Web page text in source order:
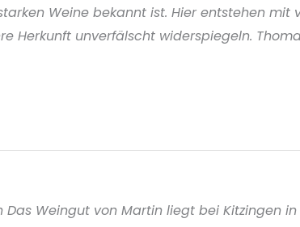
Weine bekannt ist. Hier entstehen
Herkunft unverfälscht widerspiegeln.
Weingut von Martin liegt bei Kitzingen